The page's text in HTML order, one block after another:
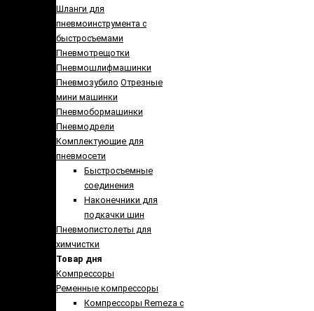
Шланги для
пневмоинструмента с
быстросъемами
Пневмотрещотки
Пневмошлифмашинки
Пневмозубило Отрезные
мини машинки
Пневмобормашинки
Пневмодрели
Комплектующие для
пневмосети
Быстросъемные
соединения
Наконечники для
подкачки шин
Пневмопистолеты для
химчистки
Товар дня
Компрессоры
Ременные компрессоры
Компрессоры Remeza с